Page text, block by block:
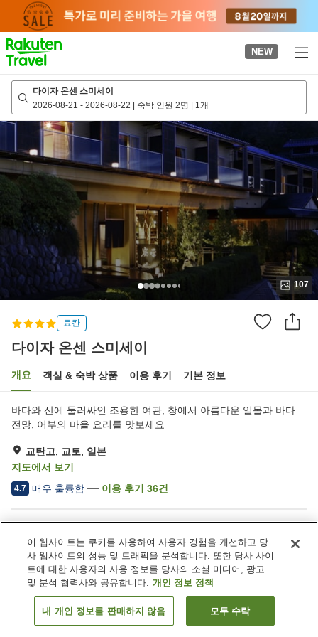
page
NEW
다이자 온센 스미세이
2026-08-21 - 2026-08-22 | 숙박 인원 2명 | 1개
107
료칸
다이자 온센 스미세이
개요 객실 & 숙박 상품 이용 후기 기본 정보
바다와 산에 둘러싸인 조용한 여관, 창에서 아름다운 일몰과 바다
전망, 어부의 마을 요리를 맛보세요
교탄고, 교토, 일본
지도에서 보기
4.7 매우 훌륭함 이용 후기 36건
Wi-Fi
스파 / 미용실
프라이빗 다이닝
라운지
객실 보기
이 웹사이트는 쿠키를 사용하여 사용자 경험을 개선하고 당
사 웹사이트의 성능 및 트래픽을 분석합니다. 또한 당사 사이
트에 대한 사용자의 사용 정보를 당사의 소셜 미디어, 광고
및 분석 협력사와 공유합니다. 개인 정보 정책
내 개인 정보를 판매하지 않음 모두 수락